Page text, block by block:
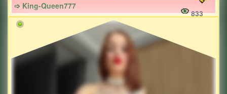
➩ King-Queen777
833